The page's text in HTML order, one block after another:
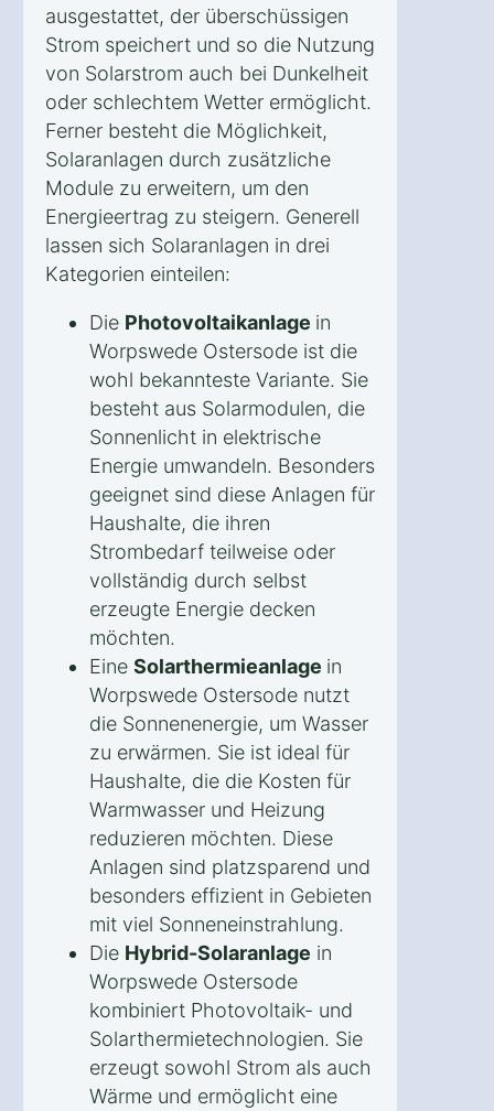
ausgestattet, der überschüssigen
Strom speichert und so die Nutzung
von Solarstrom auch bei Dunkelheit
oder schlechtem Wetter ermöglicht.
Ferner besteht die Möglichkeit,
Solaranlagen durch zusätzliche
Module zu erweitern, um den
Energieertrag zu steigern. Generell
lassen sich Solaranlagen in drei
Kategorien einteilen:
Die Photovoltaikanlage in
Worpswede Ostersode ist die
wohl bekannteste Variante. Sie
besteht aus Solarmodulen, die
Sonnenlicht in elektrische
Energie umwandeln. Besonders
geeignet sind diese Anlagen für
Haushalte, die ihren
Strombedarf teilweise oder
vollständig durch selbst
erzeugte Energie decken
möchten.
Eine Solarthermieanlage in
Worpswede Ostersode nutzt
die Sonnenenergie, um Wasser
zu erwärmen. Sie ist ideal für
Haushalte, die die Kosten für
Warmwasser und Heizung
reduzieren möchten. Diese
Anlagen sind platzsparend und
besonders effizient in Gebieten
mit viel Sonneneinstrahlung.
Die Hybrid-Solaranlage in
Worpswede Ostersode
kombiniert Photovoltaik- und
Solarthermietechnologien. Sie
erzeugt sowohl Strom als auch
Wärme und ermöglicht eine